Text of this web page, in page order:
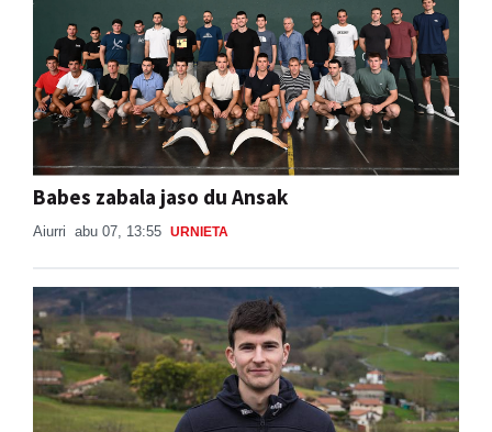
Babes zabala jaso du Ansak
Aiurri abu 07, 13:55 URNIETA